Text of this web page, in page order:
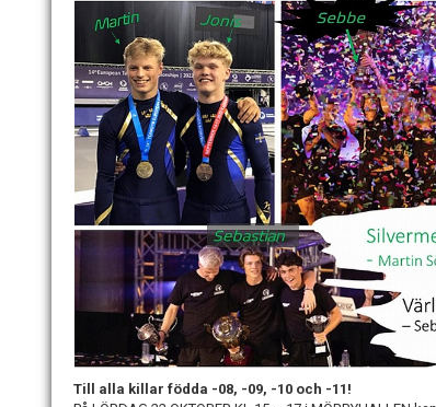
Till alla killar födda -08, -09, -10 och -11!